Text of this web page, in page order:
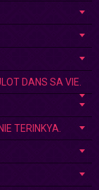
DANS SA VIE.
TERINKYA.